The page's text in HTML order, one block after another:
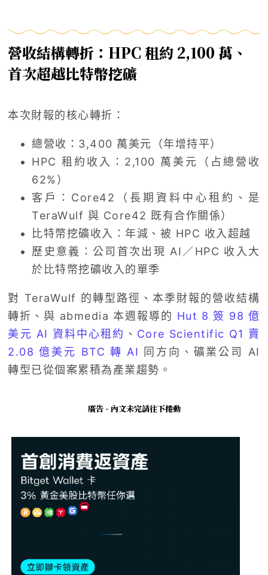
營收結構轉折：HPC 租約 2,100 萬、
首次超越比特幣挖礦
本次財報的核心轉折：
總營收：3,400 萬美元（年增持平）
HPC 租約收入：2,100 萬美元（占總營收
62%）
客戶：Core42（長期資料中心租約、是
TeraWulf 與 Core42 既有合作關係）
比特幣挖礦收入：年減、被 HPC 收入超越
歷史意義：公司首次出現 AI／HPC 收入大
於比特幣挖礦收入的單季
對 TeraWulf 的轉型路徑、本季財報的營收結構
轉折、與 abmedia 本週報導的 Hut 8 簽 98 億
美元 AI 資料中心租約 、 Core Scientific Q1 賣
2.08 億美元 BTC 轉 AI
同方向、礦業公司 AI
轉型已從個案累積為產業趨勢。
廣告 - 內文未完請往下捲動